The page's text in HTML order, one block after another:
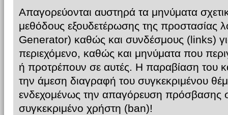
Απαγορεύονται αυστηρά τα μηνύματα
μεθόδους εξουδετέρωσης της προστασίας
Generator) καθώς και συνδέσμους (links) για
περιεχόμενο, καθώς και μηνύματα που
ή προτρέπουν σε αυτές. Η παραβίαση του
την άμεση διαγραφή του συγκεκριμένου
ενδεχομένως την απαγόρευση πρόσβασης
συγκεκριμένο χρήστη (ban)!